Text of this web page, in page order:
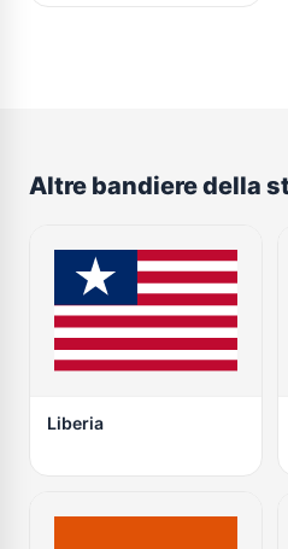
Altre bandiere della
Liberia